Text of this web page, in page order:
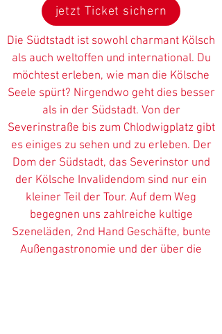
jetzt Ticket sichern
Die Südtstadt ist sowohl charmant Kölsch
als auch weltoffen und international. Du
möchtest erleben, wie man die Kölsche
Seele spürt? Nirgendwo geht dies besser
als in der Südstadt. Von der
Severinstraße bis zum Chlodwigplatz gibt
es einiges zu sehen und zu erleben. Der
Dom der Südstadt, das Severinstor und
der Kölsche Invalidendom sind nur ein
kleiner Teil der Tour. Auf dem Weg
begegnen uns zahlreiche kultige
Szeneläden, 2nd Hand Geschäfte, bunte
Außengastronomie und der über die